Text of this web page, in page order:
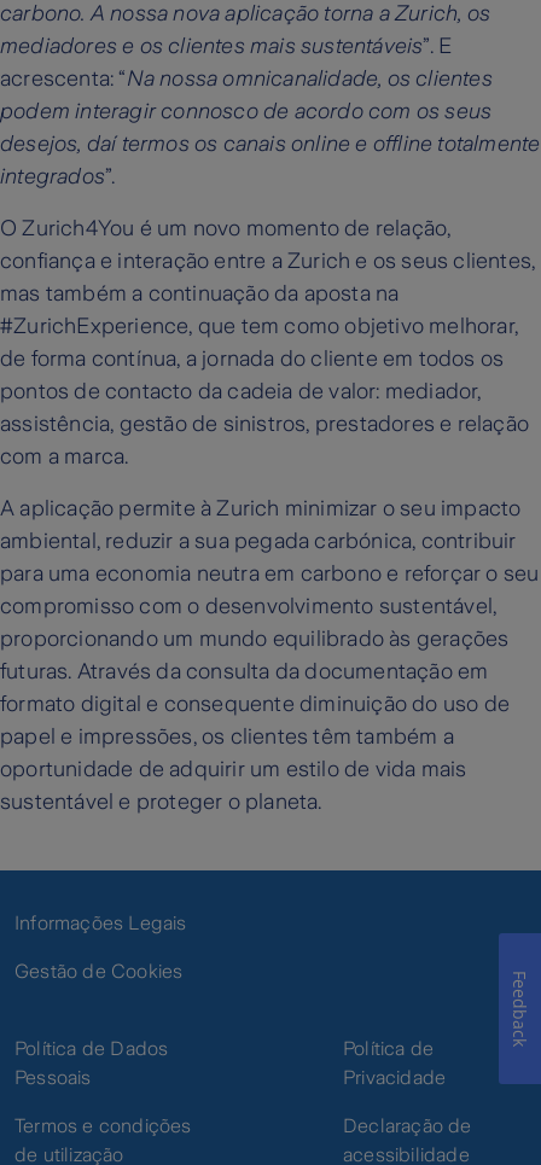
carbono. A nossa nova aplicação torna a Zurich, os
mediadores e os clientes mais sustentáveis”. E
acrescenta: “Na nossa omnicanalidade, os clientes
podem interagir connosco de acordo com os seus
desejos, daí termos os canais online e offline totalmente
integrados”.
O Zurich4You é um novo momento de relação,
confiança e interação entre a Zurich e os seus clientes,
mas também a continuação da aposta na
#ZurichExperience, que tem como objetivo melhorar,
de forma contínua, a jornada do cliente em todos os
pontos de contacto da cadeia de valor: mediador,
assistência, gestão de sinistros, prestadores e relação
com a marca.
A aplicação permite à Zurich minimizar o seu impacto
ambiental, reduzir a sua pegada carbónica, contribuir
para uma economia neutra em carbono e reforçar o seu
compromisso com o desenvolvimento sustentável,
proporcionando um mundo equilibrado às gerações
futuras. Através da consulta da documentação em
formato digital e consequente diminuição do uso de
papel e impressões, os clientes têm também a
oportunidade de adquirir um estilo de vida mais
sustentável e proteger o planeta.
Informações Legais
Gestão de Cookies
Política de Dados
Pessoais
Termos e condições
de utilização
Política de
Privacidade
Declaração de
acessibilidade
Feedback